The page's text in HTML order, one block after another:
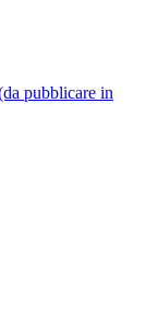
pubblicare in